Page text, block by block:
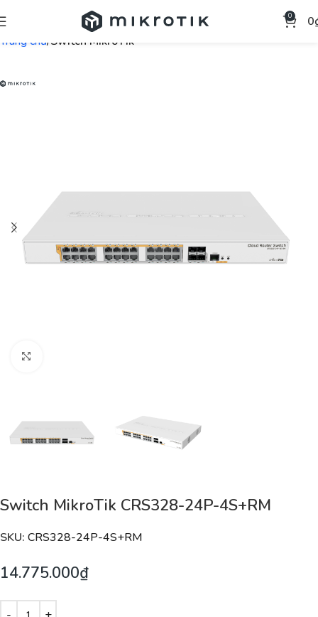
0 0
Trang chủ Switch MikroTik
Switch MikroTik CRS328-24P-4S+RM
SKU: CRS328-24P-4S+RM
14.775.000₫